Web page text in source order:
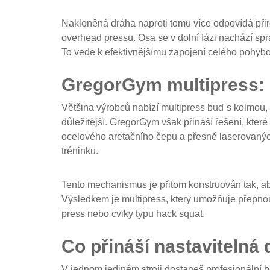
Nakloněná dráha naproti tomu více odpovídá
overhead pressu. Osa se v dolní fázi nachází
To vede k efektivnějšímu zapojení celého
GregorGym
Většina výrobců nabízí multipress buď s
důležitější. GregorGym však přináší řešení,
ocelového aretačního čepu a přesně
tréninku.
Tento mechanismus je přitom konstruován tak,
Výsledkem je multipress, který umožňuje
press nebo cviky typu hack squat.
Co přináší nastavitelná